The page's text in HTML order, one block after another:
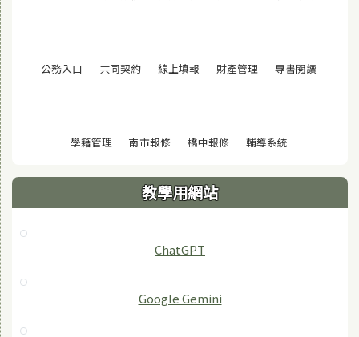
公務入口 (另開視窗)
共同契約(另開視窗)
線上填報 (另開視窗)
財產管理 (另開視窗)
專書閱讀
學籍管理(另開視窗)
南市報修(另開視窗)
橋中報修(另開視窗)
輔導系統(另開視窗)
教學用網站
ChatGPT
‎Google Gemini